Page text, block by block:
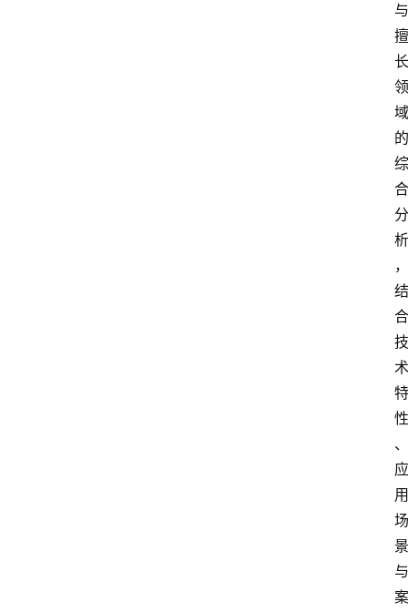
与
擅
长
领
域
的
综
合
分
析
，
结
合
技
术
特
性
、
应
用
场
景
与
案